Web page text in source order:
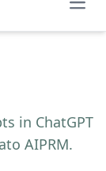
in ChatGPT
AIPRM.